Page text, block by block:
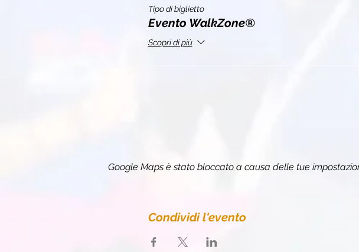
Tipo di biglietto
Evento WalkZone®
Scopri di più
Google Maps è stato bloccato a causa delle tue
Condividi l'evento